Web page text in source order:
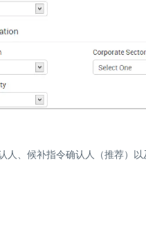
人、候补指令确认人（推荐）